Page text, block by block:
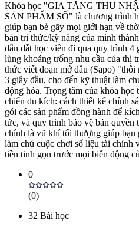
Khóa học "GIA TĂNG THU
SẢN PHẨM SỐ" là chương trình
giúp bạn bẻ gãy mọi giới hạn về
bản tri thức/kỹ năng của mình
dẫn dắt học viên đi qua quy trình 4
lùng khoảng trống nhu cầu của thị
thức viết đoạn mở đầu (Sapo)
3 giây đầu, cho đến kỹ thuật làm
động hóa. Trọng tâm của khóa học
chiến du kích: cách thiết kế chính
gói các sản phẩm đồng hành để
tức, và quy trình bảo vệ bản quyền
chính là vũ khí tối thượng giúp bạn
làm chủ cuộc chơi số liệu tài chính
tiền tinh gọn trước mọi biến động
0
(0)
32 Bài học